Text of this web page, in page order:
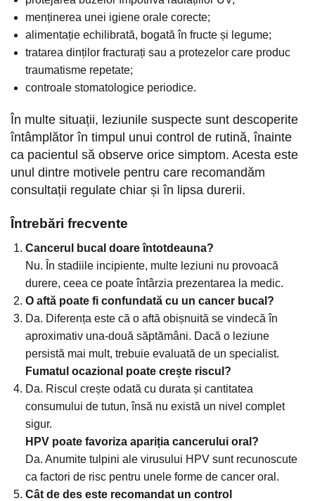
menținerea unei igiene orale corecte;
alimentație echilibrată, bogată în fructe și legume;
tratarea dinților fracturați sau a protezelor care produc
traumatisme repetate;
controale stomatologice periodice.
În multe situații, leziunile suspecte sunt descoperite
întâmplător în timpul unui control de rutină, înainte
ca pacientul să observe orice simptom. Acesta este
unul dintre motivele pentru care recomandăm
consultații regulate chiar și în lipsa durerii.
Întrebări frecvente
Cancerul bucal doare întotdeauna?
Nu. În stadiile incipiente, multe leziuni nu provoacă
durere, ceea ce poate întârzia prezentarea la medic.
O aftă poate fi confundată cu un cancer bucal?
Da. Diferența este că o aftă obișnuită se vindecă în
aproximativ una-două săptămâni. Dacă o leziune
persistă mai mult, trebuie evaluată de un specialist.
Fumatul ocazional poate crește riscul?
Da. Riscul crește odată cu durata și cantitatea
consumului de tutun, însă nu există un nivel complet
sigur.
HPV poate favoriza apariția cancerului oral?
Da. Anumite tulpini ale virusului HPV sunt recunoscute
ca factori de risc pentru unele forme de cancer oral.
Cât de des este recomandat un control